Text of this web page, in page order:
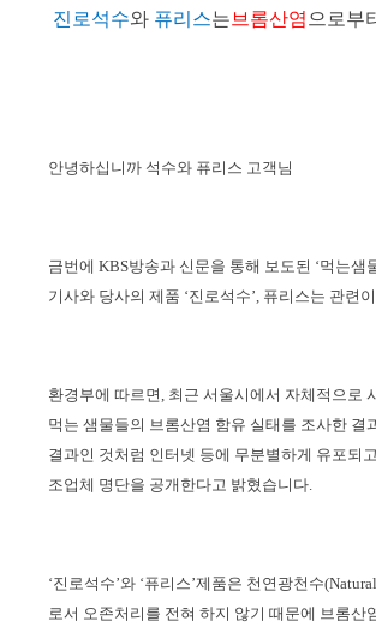
진로석수와 퓨리스는 브롬산염 으로부
안녕하십니까 석수와 퓨리스 고객님
금번에 KBS방송과 신문을 통해 보도된 ‘먹는샘
기사와 당사의 제품 ‘진로석수’, 퓨리스는 관련
환경부에 따르면, 최근 서울시에서 자체적으로
먹는 샘물들의 브롬산염 함유 실태를 조사한 결
결과인 것처럼 인터넷 등에 무분별하게 유포되
조업체 명단을 공개 한다고 밝혔습니다.
‘진로석수’와 ‘퓨리스’제품은 천연광천수
로서 오존처리를 전혀 하지 않기 때문에 브롬산